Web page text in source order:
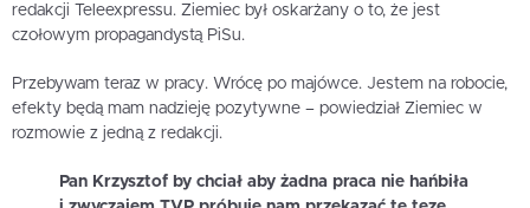
redakcji Teleexpressu. Ziemiec był oskarżany o to, że jest
czołowym propagandystą PiSu.
Przebywam teraz w pracy. Wrócę po majówce. Jestem na robocie,
efekty będą mam nadzieję pozytywne – powiedział Ziemiec w
rozmowie z jedną z redakcji.
Pan Krzysztof by chciał aby żadna praca nie hańbiła